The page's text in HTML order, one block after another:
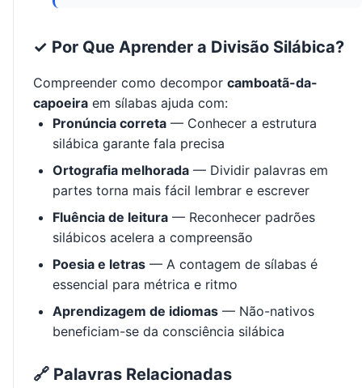
✓ Por Que Aprender a Divisão Silábica?
Compreender como decompor camboatã-da-
capoeira em sílabas ajuda com:
Pronúncia correta — Conhecer a estrutura
silábica garante fala precisa
Ortografia melhorada — Dividir palavras em
partes torna mais fácil lembrar e escrever
Fluência de leitura — Reconhecer padrões
silábicos acelera a compreensão
Poesia e letras — A contagem de sílabas é
essencial para métrica e ritmo
Aprendizagem de idiomas — Não-nativos
beneficiam-se da consciência silábica
🔗 Palavras Relacionadas